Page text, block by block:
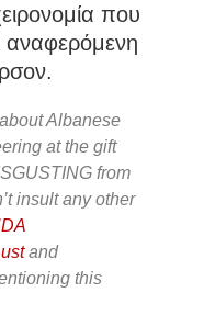
που
Albanese
at the gift
from
insult any other
and
this